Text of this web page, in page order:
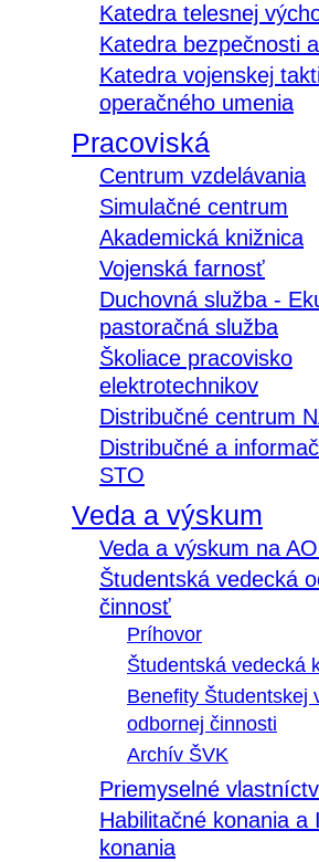
Katedra telesnej
Katedra bezpečnosti
Katedra vojenskej
operačného umenia
Pracoviská
Centrum vzdelávania
Simulačné centrum
Akademická knižnica
Vojenská farnosť
Duchovná služba -
pastoračná služba
Školiace pracovisko
elektrotechnikov
Distribučné centrum
Distribučné a
STO
Veda a výskum
Veda a výskum na
Študentská vedecká
činnosť
Príhovor
Študentská vedecká
Benefity Študentskej
odbornej činnosti
Archív ŠVK
Priemyselné
Habilitačné konania a
konania